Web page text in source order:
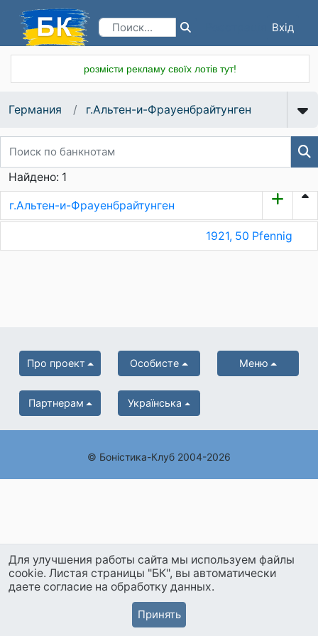
Вхід
розмісти рекламу своїх лотів тут!
Германия г.Альтен-и-Фрауенбрайтунген
Найдено: 1
г.Альтен-и-Фрауенбрайтунген
1921, 50 Pfennig
Про проект Особисте Меню
Партнерам Українська
© Боністика-Клуб 2004-2026
Для улучшения работы сайта мы используем файлы
cookie. Листая страницы "БК", вы автоматически
даете согласие на обработку данных.
Принять